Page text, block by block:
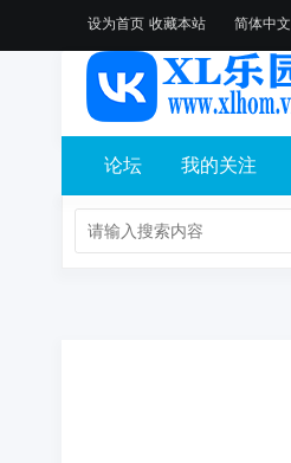
设为首页 收藏本站 简体中文
论坛 我的关注